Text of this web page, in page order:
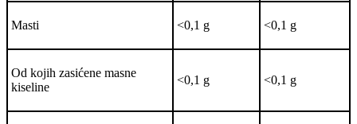
Masti <0,1 g <0,1 g
Od kojih zasićene masne
kiseline
<0,1 g <0,1 g